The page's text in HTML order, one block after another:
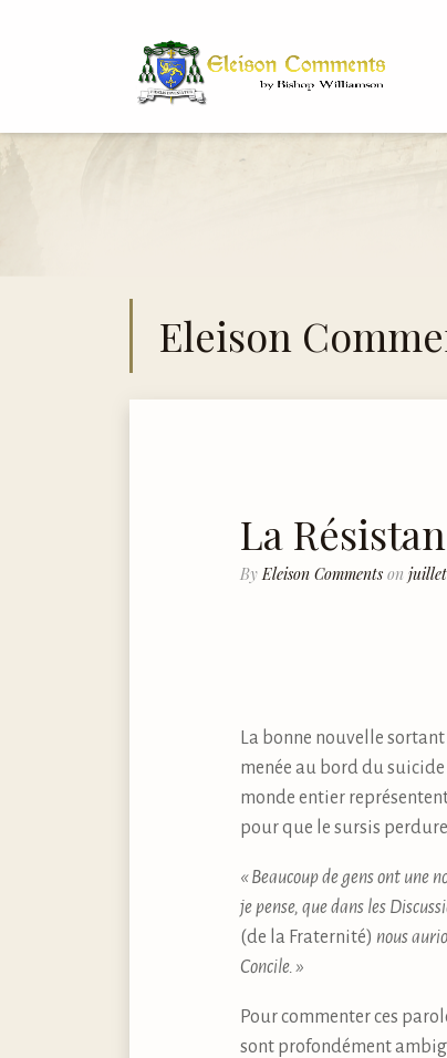
Eleison
La
By Eleison Comments on juillet
La bonne nouvelle
menée au bord du
monde entier
pour que le sursis
« Beaucoup de gens ont une
je pense, que dans les
(de la Fraternité) nous
Concile. »
Pour commenter ces
sont profondément